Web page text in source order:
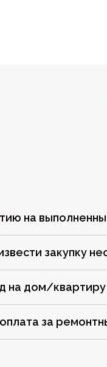
на
закупку
на дом/
за